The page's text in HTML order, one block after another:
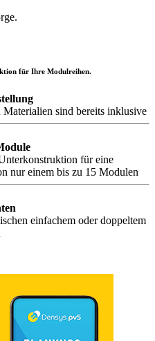
für Ihre Modulreihen.
sind bereits inklusive
für eine
nur einem bis zu 15 Modulen
einfachem oder doppeltem